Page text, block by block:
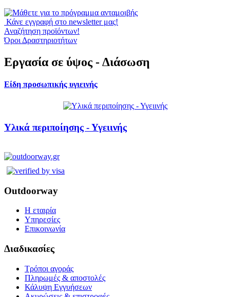
Κάνε εγγραφή στο newsletter μας!
Αναζήτηση προϊόντων!
Όροι Δραστηριοτήτων
Εργασία σε ύψος - Διάσωση
Είδη προσωπικής υγιεινής
Υλικά περιποίησης - Υγειινής
Outdoorway
Η εταιρία
Υπηρεσίες
Επικοινωνία
Διαδικασίες
Τρόποι αγοράς
Πληρωμές & αποστολές
Κάλυψη Εγγυήσεων